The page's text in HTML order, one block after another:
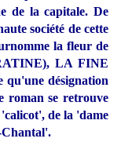
de la capitale. De
société de cette
la fleur de
LA FINE
désignation
roman se retrouve
de la 'dame
Chantal'.